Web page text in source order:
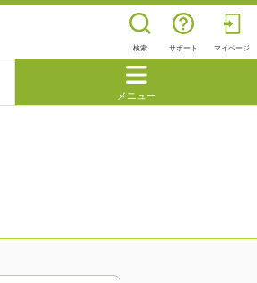
検索 サポート マイページ
メニュー